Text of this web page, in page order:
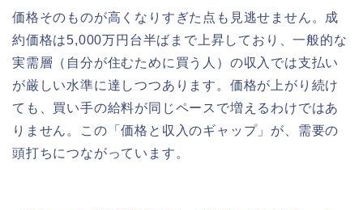
価格そのものが高くなりすぎた点も見逃せません。成
約価格は5,000万円台半ばまで上昇しており、一般的な
実需層（自分が住むために買う人）の収入では支払い
が厳しい水準に達しつつあります。価格が上がり続け
ても、買い手の給料が同じペースで増えるわけではあ
りません。この「価格と収入のギャップ」が、需要の
頭打ちにつながっています。